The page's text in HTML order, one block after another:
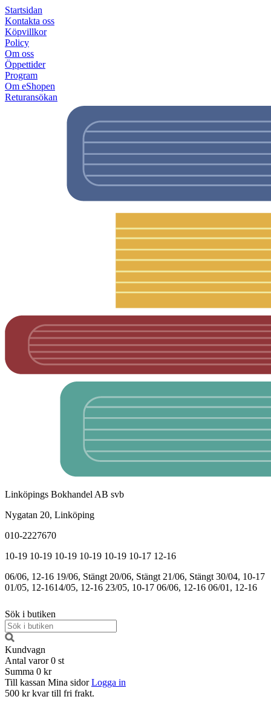
Startsidan
Kontakta oss
Köpvillkor
Policy
Om oss
Öppettider
Program
Om eShopen
Returansökan
Linköpings Bokhandel AB svb
Nygatan 20, Linköping
010-2227670
10-19 10-19 10-19 10-19 10-19 10-17 12-16
06/06, 12-16 19/06, Stängt 20/06, Stängt 21/06, Stängt 30/04, 10-17
01/05, 12-1614/05, 12-16 23/05, 10-17 06/06, 12-16 06/01, 12-16
Sök i butiken
Kundvagn
Antal varor 0 st
Summa 0 kr
Till kassan Mina sidor Logga in
500 kr kvar till fri frakt.